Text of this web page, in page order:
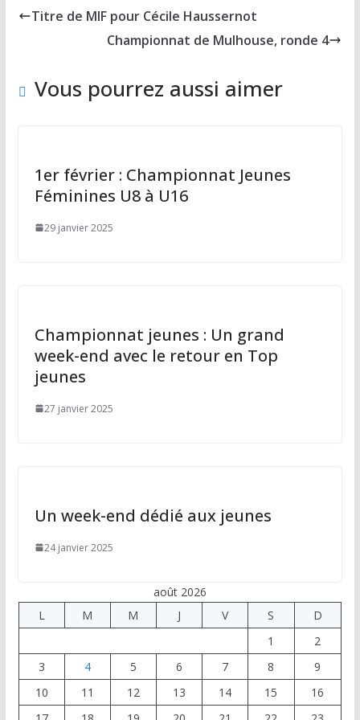
b
k
d
o
l g
er
Titre de MIF pour Cécile Haussernot
Championnat de Mulhouse, ronde 4
Vous pourrez aussi aimer
1er février : Championnat Jeunes
Féminines U8 à U16
29 janvier 2025
Championnat jeunes : Un grand
week-end avec le retour en Top
jeunes
27 janvier 2025
Un week-end dédié aux jeunes
24 janvier 2025
août 2026
L
M M J V S
D
1
2
3
4 5 6 7 8
9
10
11 12 13 14 15
16